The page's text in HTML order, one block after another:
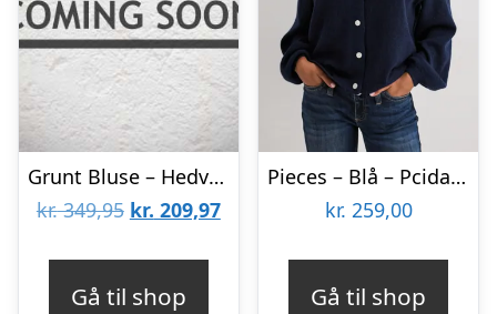
Grunt Bluse – Hedvig – Strik – Night Blue
kr.349,95 Den
kr. 209,97Den
Gå til shop
Pieces – Blå – Pcida Ls O-Neck Knit Cardigan Noos
kr. 259,00
Gå til shop